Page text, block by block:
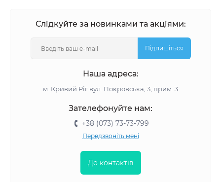
Слідкуйте за новинками та акціями:
Підпишіться
Наша адреса:
м. Кривий Ріг вул. Покровська, 3, прим. 3
Зателефонуйте нам:
+38 (073) 73-73-799
Передзвоніть мені
До контактів